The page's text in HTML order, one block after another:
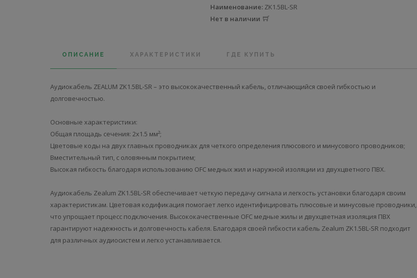
Наименование: ZK1.5BL-SR
Нет в наличии
ОПИСАНИЕ ХАРАКТЕРИСТИКИ ГДЕ КУПИТЬ
Аудиокабель ZEALUM ZK1.5BL-SR – это высококачественный кабель, отличающийся своей гибкостью и
долговечностью.
Основные характеристики:
Общая площадь сечения: 2х1.5 мм²;
Цветовые коды на двух главных проводниках для четкого определения плюсового и минусового проводников;
Вместительный тип, с оловянным покрытием;
Высокая гибкость благодаря использованию ОFC медных жил и наружной изоляции из двухцветного ПВХ.
Аудиокабель Zealum ZK1.5BL-SR обеспечивает четкую передачу сигнала и легкость установки благодаря своим
характеристикам. Цветовая кодификация помогает легко идентифицировать плюсовые и минусовые проводники,
что упрощает процесс подключения. Высококачественные OFC медные жилы и двухцветная изоляция ПВХ
гарантируют надежность и долговечность кабеля. Благодаря своей гибкости кабель Zealum ZK1.5BL-SR подходит
для различных аудиосистем и легко устанавливается.